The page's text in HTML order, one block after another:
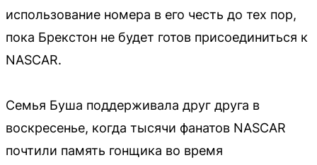
использование номера в его честь до тех пор,
пока Брекстон не будет готов присоединиться к
NASCAR.
Семья Буша поддерживала друг друга в
воскресенье, когда тысячи фанатов NASCAR
почтили память гонщика во время